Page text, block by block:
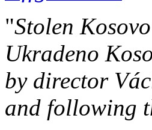
"Stolen
Ukradeno
by director
and following